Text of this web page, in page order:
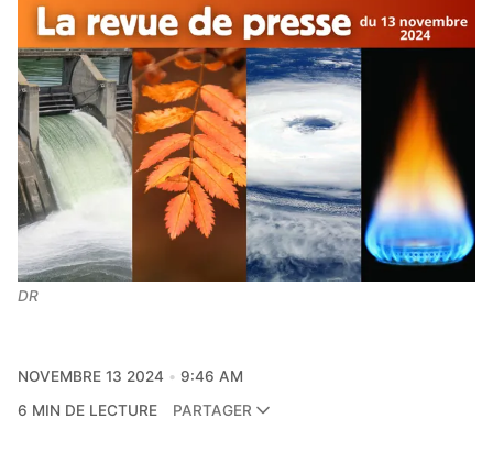
DR
NOVEMBRE 13 2024
9:46 AM
6 MIN DE LECTURE
PARTAGER